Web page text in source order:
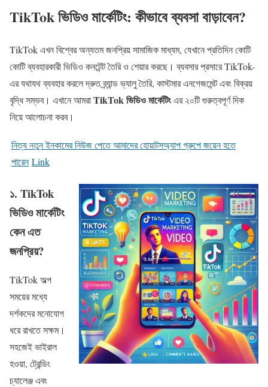
TikTok ভিডিও মার্কেটিং: কীভাবে ব্যবসা বাড়াবেন?
TikTok এখন বিশ্বের অন্যতম জনপ্রিয় সামাজিক মাধ্যম, যেখানে প্রতিদিন কোটি
কোটি ব্যবহারকারী ভিডিও কনটেন্ট তৈরি ও শেয়ার করছে। ব্যবসার প্রসারে TikTok-
এর যথাযথ ব্যবহার করলে দ্রুত ব্র্যান্ড ভ্যালু তৈরি, কাস্টমার এনগেজমেন্ট এবং বিক্রয়
বৃদ্ধি সম্ভব। এখানে আমরাTikTok ভিডিও মার্কেটিংএর ২০টি গুরুত্বপূর্ণ দিক
নিয়ে আলোচনা করব।
নিত্য নতুন ইনকামের নিউজ পেতে আমাদের হোয়াটসঅ্যাপ গ্রুপে জয়েন হতে
পারেন Link
১. TikTok
ভিডিও মার্কেটিং
কেন এত
জনপ্রিয়?
TikTok অল্প
সময়ের মধ্যে
দর্শকদের মনোযোগ
ধরে রাখতে সক্ষম।
সহজেই ভাইরাল
হওয়া, ট্রেন্ডিং
চ্যালেঞ্জ এবং